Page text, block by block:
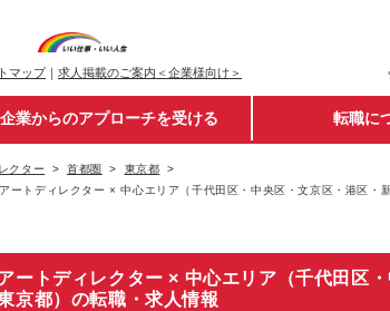
マップ｜ 求人掲載のご案内＜企業様向け＞
企業からのアプローチを受ける 転職に
クター 首都圏
東京都
ートディレクター × 中心エリア（千代田区・中央区・文京区・港区・
ートディレクター × 中心エリア（千代田区
京都）の転職・求人情報